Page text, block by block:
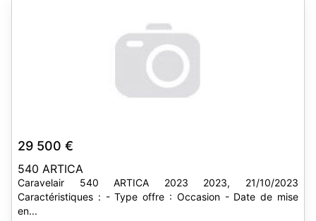
29 500 €
540 ARTICA
Caravelair 540 ARTICA 2023 2023, 21/10/2023
Caractéristiques : - Type offre : Occasion - Date de mise
en...